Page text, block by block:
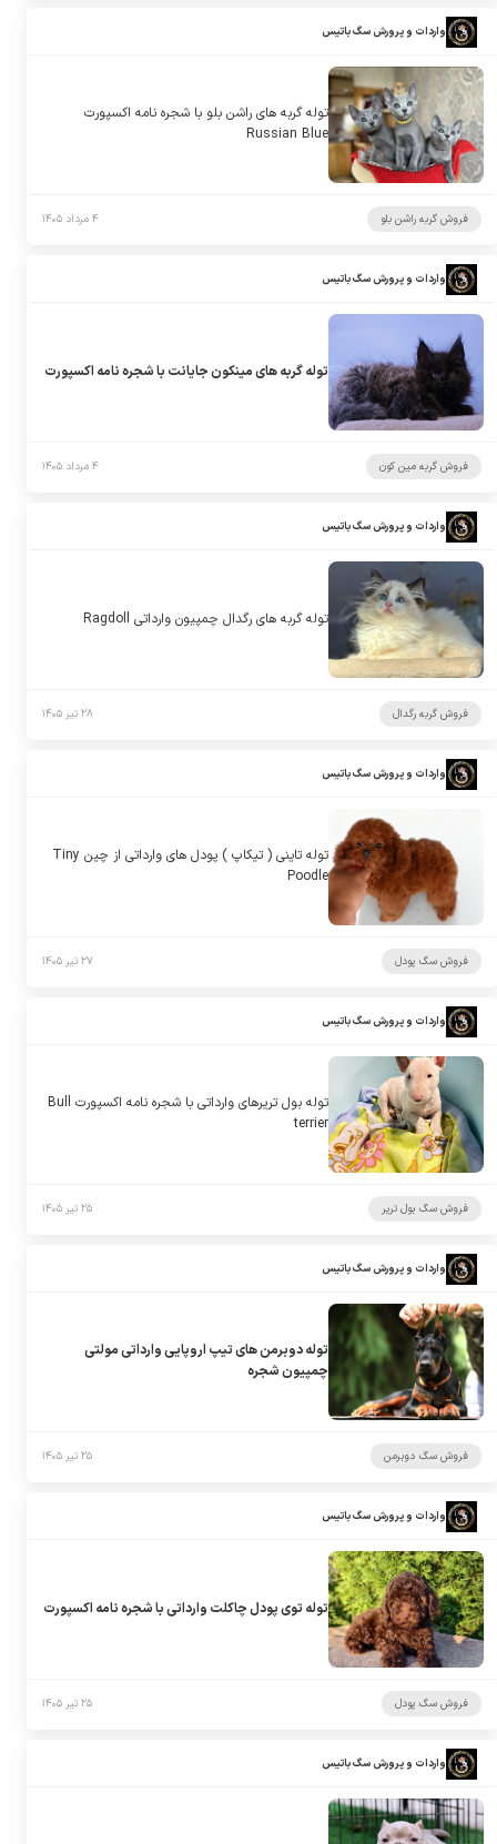
واردات و پرورش سگ باتیس
توله گربه های راشن بلو با شجره نامه اکسپورت
Russian Blue
فروش گربه راشن بلو ۴ مرداد ۱۴۰۵
واردات و پرورش سگ باتیس
توله گربه های مینکون جایانت با شجره نامه اکسپورت
فروش گربه مین کون ۴ مرداد ۱۴۰۵
واردات و پرورش سگ باتیس
توله گربه های رگدال چمپیون وارداتی Ragdoll
فروش گربه رگدال ۲۸ تیر ۱۴۰۵
واردات و پرورش سگ باتیس
توله تاینی ( تیکاپ ) پودل های وارداتی از چین Tiny
Poodle
فروش سگ پودل ۲۷ تیر ۱۴۰۵
واردات و پرورش سگ باتیس
توله بول تریرهای وارداتی با شجره نامه اکسپورت Bull
terrier
فروش سگ بول تریر ۲۵ تیر ۱۴۰۵
واردات و پرورش سگ باتیس
توله دوبرمن های تیپ اروپایی وارداتی مولتی
چمپیون شجره
فروش سگ دوبرمن ۲۵ تیر ۱۴۰۵
واردات و پرورش سگ باتیس
توله توی پودل چاکلت وارداتی با شجره نامه اکسپورت
فروش سگ پودل ۲۵ تیر ۱۴۰۵
واردات و پرورش سگ باتیس